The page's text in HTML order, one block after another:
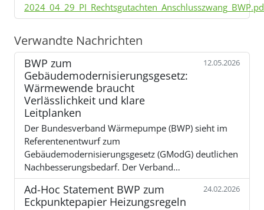
Verwandte Nachrichten
BWP zum
Gebäudemodernisierungsgesetz:
Wärmewende braucht
Verlässlichkeit und klare
Leitplanken
12.05.2026
Der Bundesverband Wärmepumpe (BWP) sieht im
Referentenentwurf zum
Gebäudemodernisierungsgesetz (GModG) deutlichen
Nachbesserungsbedarf. Der Verband…
Ad-Hoc Statement BWP zum
Eckpunktepapier Heizungsregeln
24.02.2026